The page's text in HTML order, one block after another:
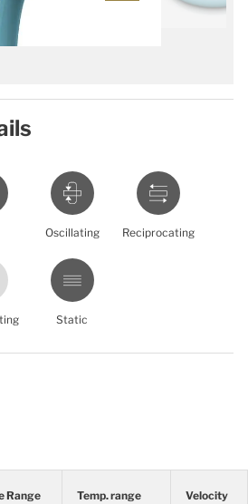
Oscillating Reciprocating
Static
Range Temp. range Velocity